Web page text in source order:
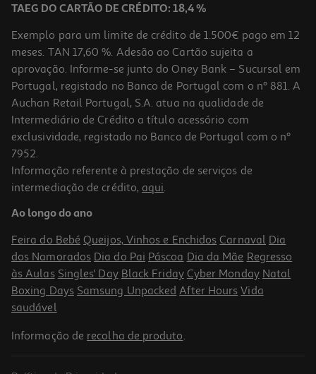
Vinho Tinto Quinta Dos Currais Beiras 0.75l
7.32 €/Lt
5,49 €
TAEG DO CARTÃO DE CRÉDITO: 18,4 %
Exemplo para um limite de crédito de 1.500€ pago em 12
meses. TAN 17,60 %. Adesão ao Cartão sujeita a
aprovação. Informe-se junto do Oney Bank – Sucursal em
Portugal, registado no Banco de Portugal com o nº 881. A
Auchan Retail Portugal, S.A. atua na qualidade de
Intermediário de Crédito a título acessório com
exclusividade, registado no Banco de Portugal com o nº
7952.
Informação referente à prestação de serviços de
intermediação de crédito, aqui.
Ao longo do ano
Feira do Bebé Queijos, Vinhos e Enchidos Carnaval Dia
dos Namorados Dia do Pai Páscoa Dia da Mãe Regresso
às Aulas Singles' Day Black Friday Cyber Monday Natal
Boxing Days Samsung Unpacked After Hours Vida
saudável
Informação de recolha de produto.